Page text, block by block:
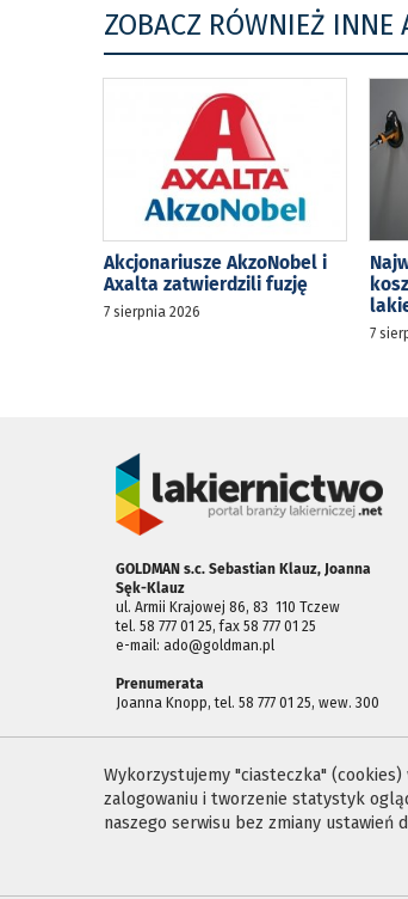
ZOBACZ RÓWNIEŻ INNE
Akcjonariusze AkzoNobel i
Axalta zatwierdzili fuzję
7 sierpnia 2026
7
GOLDMAN s.c. Sebastian Klauz, Joanna
Sęk-Klauz
ul. Armii Krajowej 86, 83 ­ 110 Tczew
tel. 58 777 01 25, fax 58 777 01 25
e-mail: ado@goldman.pl
Prenumerata
Joanna Knopp, tel. 58 777 01 25, wew. 300
Wykorzystujemy "ciasteczka"
zalogowaniu i tworzenie statystyk
naszego serwisu bez zmiany ustawień